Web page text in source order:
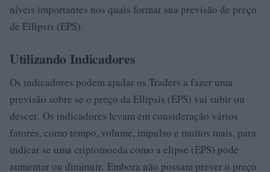
níveis importantes nos quais formar sua previsão de preço
de Ellipsis (EPS).
Utilizando Indicadores
Os indicadores podem ajudar os Traders a fazer uma
previsão sobre se o preço da Ellipsis (EPS) vai subir ou
descer. Os indicadores levam em consideração vários
fatores, como tempo, volume, impulso e muitos mais, para
indicar se uma criptomoeda como a elipse (EPS) pode
aumentar ou diminuir. Embora não possam prever o preço